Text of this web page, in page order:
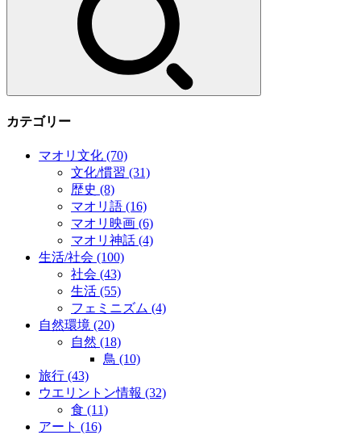
カテゴリー
マオリ文化 (70)
文化/慣習 (31)
歴史 (8)
マオリ語 (16)
マオリ映画 (6)
マオリ神話 (4)
生活/社会 (100)
社会 (43)
生活 (55)
フェミニズム (4)
自然環境 (20)
自然 (18)
鳥 (10)
旅行 (43)
ウエリントン情報 (32)
食 (11)
アート (16)